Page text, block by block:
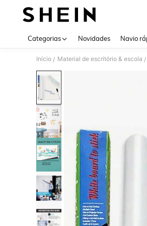
Categorias Novidades Navio
Início / Material de escritório & escola /